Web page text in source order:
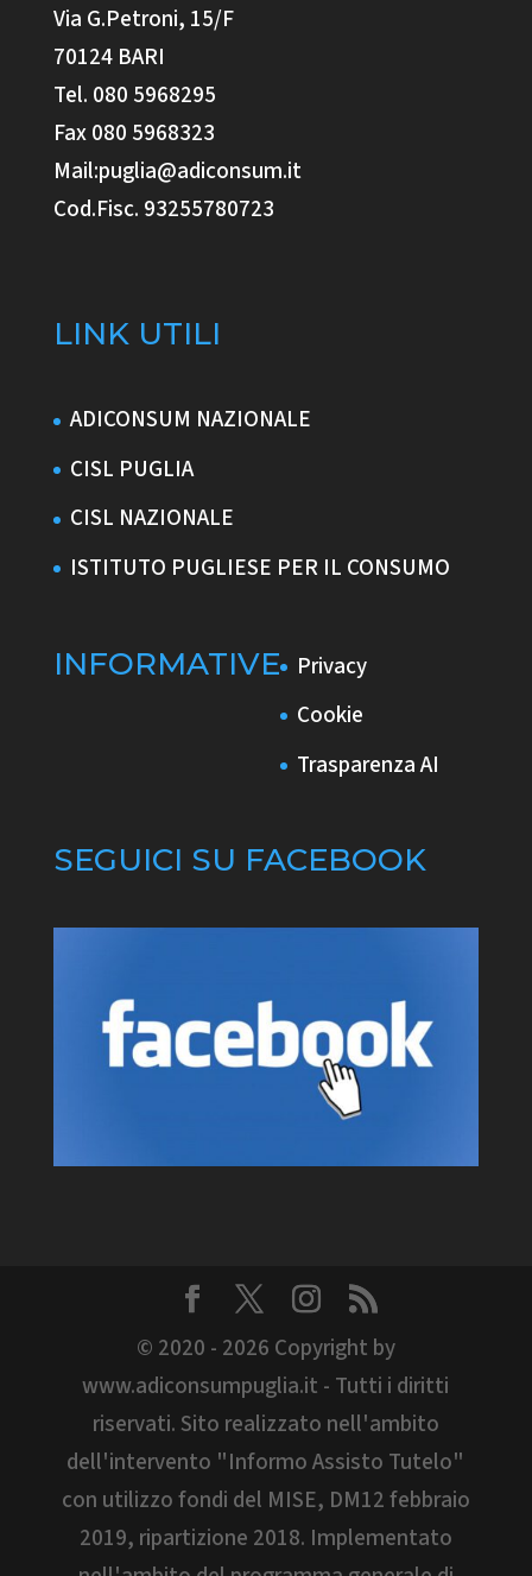
Via G.Petroni, 15/F
70124 BARI
Tel. 080 5968295
Fax 080 5968323
Mail:puglia@adiconsum.it
Cod.Fisc. 93255780723
LINK UTILI
ADICONSUM NAZIONALE
CISL PUGLIA
CISL NAZIONALE
ISTITUTO PUGLIESE PER IL CONSUMO
INFORMATIVE
Privacy
Cookie
Trasparenza AI
SEGUICI SU FACEBOOK
© 2020 - 2026 Copyright by
www.adiconsumpuglia.it - Tutti i diritti
riservati. Sito realizzato nell'ambito
dell'intervento "Informo Assisto Tutelo"
con utilizzo fondi del MISE, DM12 febbraio
2019, ripartizione 2018. Implementato